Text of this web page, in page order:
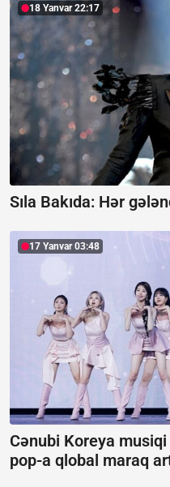
18 Yanvar 22:17
Sıla Bakıda: Hər
17 Yanvar 03:48
Cənubi Koreya musiqi
pop-a qlobal maraq